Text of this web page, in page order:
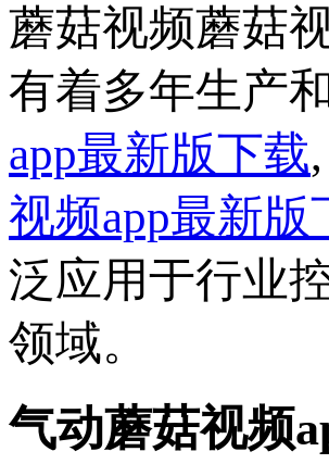
蘑菇视频蘑菇
有着多年生产和
app最新版下载,
视频app最新版
泛应用于行业控制
领域。
气动蘑菇视频